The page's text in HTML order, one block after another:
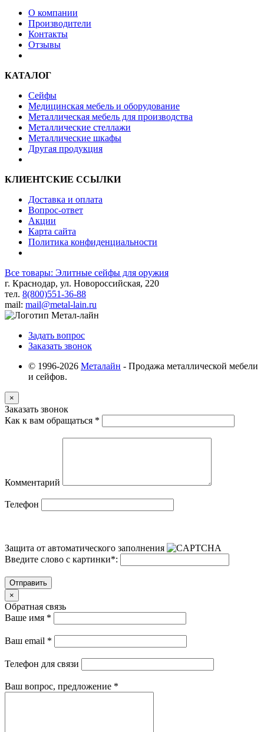
О компании
Производители
Контакты
Отзывы
КАТАЛОГ
Сейфы
Медицинская мебель и оборудование
Металлическая мебель для производства
Металлические стеллажи
Металлические шкафы
Другая продукция
КЛИЕНТСКИЕ ССЫЛКИ
Доставка и оплата
Вопрос-ответ
Акции
Карта сайта
Политика конфиденциальности
Все товары: Элитные сейфы для оружия
г. Краснодар, ул. Новороссийская, 220
тел. 8(800)551-36-88
mail: mail@metal-lain.ru
Задать вопрос
Заказать звонок
© 1996-2026 Металайн - Продажа металлической мебели
и сейфов.
×
Заказать звонок
Как к вам обращаться *
Комментарий
Телефон
Защита от автоматического заполнения
Введите слово с картинки*:
Отправить
×
Обратная связь
Ваше имя *
Ваш email *
Телефон для связи
Ваш вопрос, предложение *